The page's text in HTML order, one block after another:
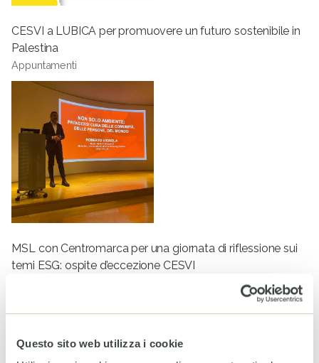
Questo sito web utilizza i cookie
CESVI a LUBICA per promuovere un futuro sostenibile in
Palestina
Appuntamenti
MSL con Centromarca per una giornata di riflessione sui
temi ESG: ospite d’eccezione CESVI